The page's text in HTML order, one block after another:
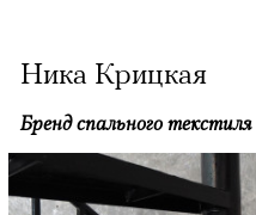
Ника Крицкая
Бренд спального текстиля